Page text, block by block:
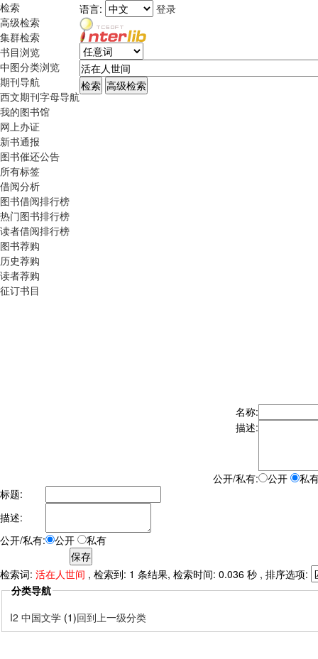
检索
高级检索
集群检索
书目浏览
中图分类浏览
期刊导航
西文期刊字母导航
我的图书馆
网上办证
新书通报
图书催还公告
所有标签
借阅分析
图书借阅排行榜
热门图书排行榜
读者借阅排行榜
图书荐购
历史荐购
读者荐购
征订书目
语言: 登录
名称:
描述:
公开/私有: 公开
私
标题:
描述:
公开/私有:
公开 私有
检索词: 活在人世间 , 检索到: 1 条结果, 检索时间: 0.036 秒 , 排序选项:
分类导航
I2 中国文学 (1)回到上一级分类